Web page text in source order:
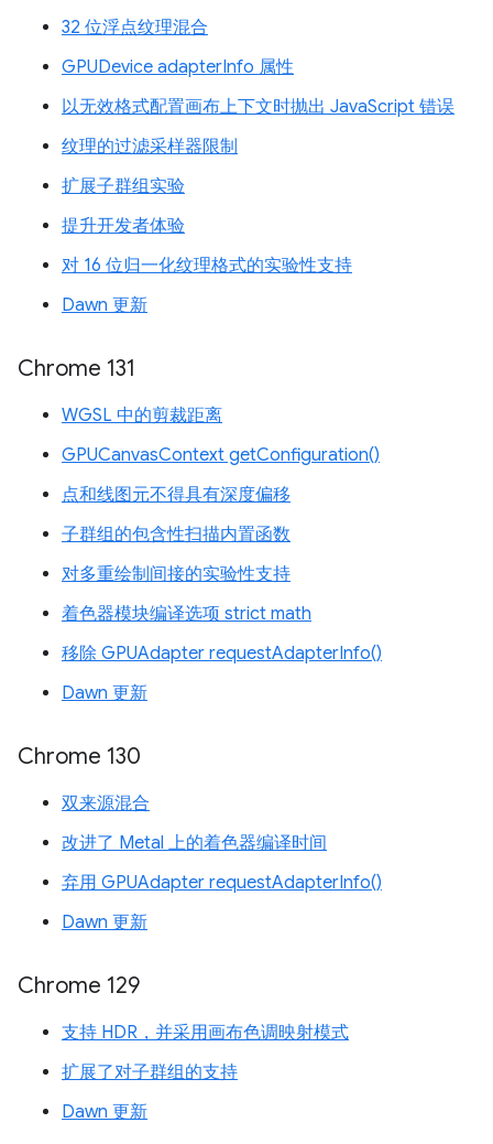
32 位浮点纹理混合
GPUDevice adapterInfo 属性
以无效格式配置画布上下文时抛出 JavaScript 错误
纹理的过滤采样器限制
扩展子群组实验
提升开发者体验
对 16 位归一化纹理格式的实验性支持
Dawn 更新
Chrome 131
WGSL 中的剪裁距离
GPUCanvasContext getConfiguration()
点和线图元不得具有深度偏移
子群组的包含性扫描内置函数
对多重绘制间接的实验性支持
着色器模块编译选项 strict math
移除 GPUAdapter requestAdapterInfo()
Dawn 更新
Chrome 130
双来源混合
改进了 Metal 上的着色器编译时间
弃用 GPUAdapter requestAdapterInfo()
Dawn 更新
Chrome 129
支持 HDR，并采用画布色调映射模式
扩展了对子群组的支持
Dawn 更新